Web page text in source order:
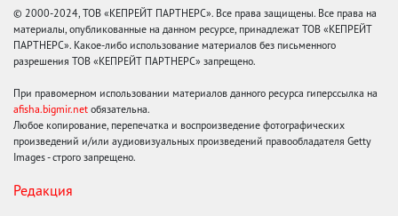
© 2000-2024, ТОВ «КЕПРЕЙТ ПАРТНЕРС». Все права защищены. Все права на
материалы, опубликованные на данном ресурсе, принадлежат ТОВ «КЕПРЕЙТ
ПАРТНЕРС». Какое-либо использование материалов без письменного
разрешения ТОВ «КЕПРЕЙТ ПАРТНЕРС» запрещено.
При правомерном использовании материалов данного ресурса гиперссылка на
afisha.bigmir.net обязательна.
Любое копирование, перепечатка и воспроизведение фотографических
произведений и/или аудиовизуальных произведений правообладателя Getty
Images - строго запрещено.
Редакция